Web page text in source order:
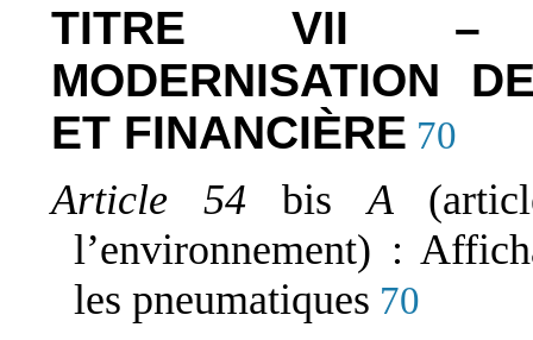
TITRE VII –
MODERNISATION
ET FINANCIÈRE 70
Article 54bisA
l’environnement) :
les pneumatiques 70